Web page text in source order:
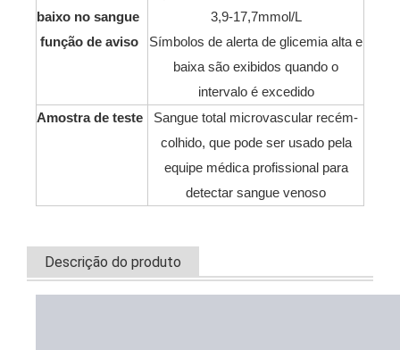
baixo no sangue
função de aviso
3,9-17,7mmol/L
Símbolos de alerta de glicemia alta e
baixa são exibidos quando o
intervalo é excedido
Amostra de teste
Sangue total microvascular recém-
colhido, que pode ser usado pela
equipe médica profissional para
detectar sangue venoso
Descrição do produto